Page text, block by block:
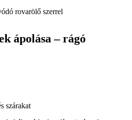
rovarölő szerrel
ápolása – rágó
szárakat